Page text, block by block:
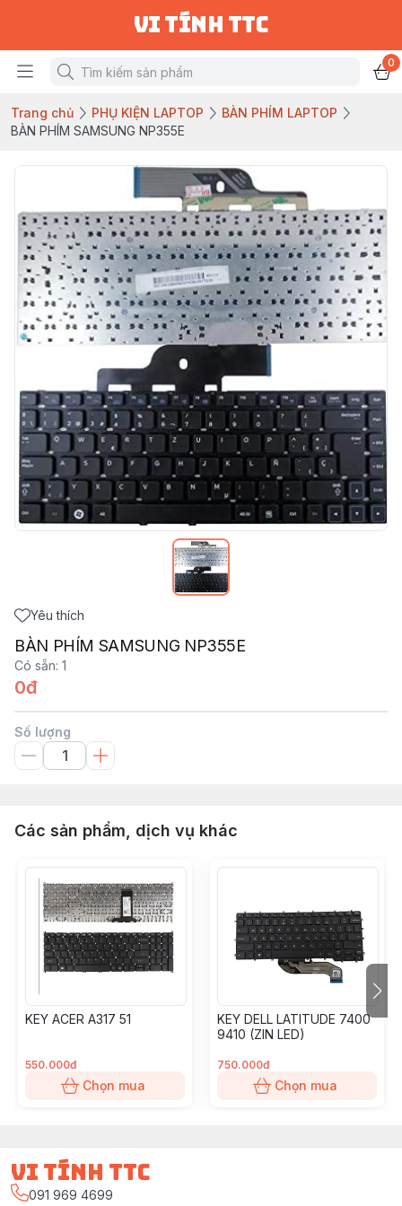
vi tính ttc
0
Trang chủ PHỤ KIỆN LAPTOP
BÀN PHÍM LAPTOP
BÀN PHÍM SAMSUNG NP355E
Yêu thích
BÀN PHÍM SAMSUNG NP355E
Có sẵn: 1
0đ
Số lượng
Các sản phẩm, dịch vụ khác
KEY ACER A317 51
550.000đ
Chọn mua
KEY DELL LATITUDE 7400
9410 (ZIN LED)
750.000đ
Chọn mua
vi tính ttc
091 969 4699